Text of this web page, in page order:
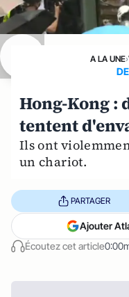
A LA UNE›
Hong-Kong :
tentent
Ils ont
un chariot.
Écoutez cet article
PARTAGER
Ajouter